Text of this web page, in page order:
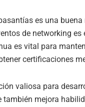
es una
de networking
es vital para
certificaciones
valiosa para
mejora